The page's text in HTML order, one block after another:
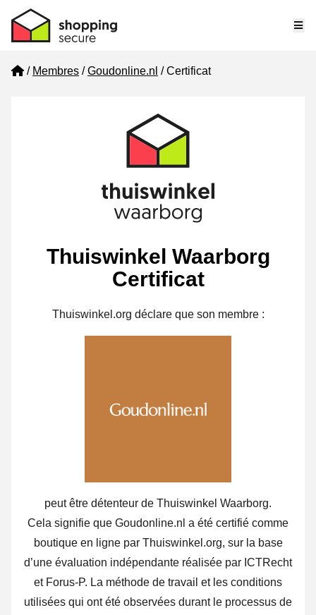
Home
Membres Goudonline.nl Certificat
Thuiswinkel Waarborg
Certificat
Thuiswinkel.org déclare que son membre :
peut être détenteur de Thuiswinkel Waarborg.
Cela signifie que Goudonline.nl a été certifié comme
boutique en ligne par Thuiswinkel.org, sur la base
d’une évaluation indépendante réalisée par ICTRecht
et Forus-P. La méthode de travail et les conditions
utilisées qui ont été observées durant le processus de